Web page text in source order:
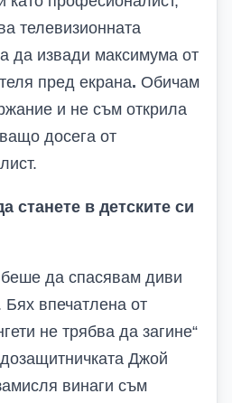
телевизионната
да извади максимума от
пред екрана. Обичам
и не съм открила
досега от
станете в детските си
да спасявам диви
впечатлена от
не трябва да загине“
Джой
винаги съм